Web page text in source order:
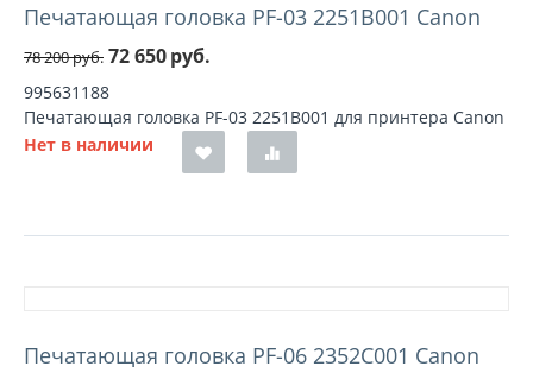
Печатающая головка PF-03 2251B001 Canon
78 200руб. 72 650руб.
995631188
Печатающая головка PF-03 2251B001 для принтера Canon
Нет в наличии
Печатающая головка PF-06 2352C001 Canon